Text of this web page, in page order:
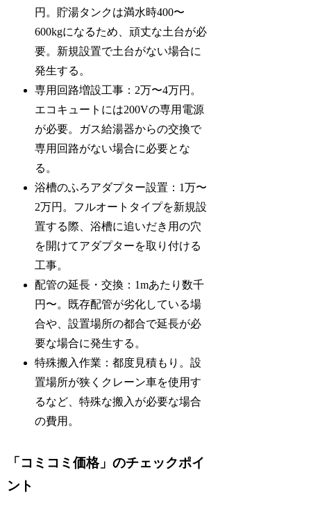
円。貯湯タンクは満水時400〜
600kgになるため、頑丈な土台が必
要。新規設置で土台がない場合に
発生する。
専用回路増設工事：2万〜4万円。
エコキュートには200Vの専用電源
が必要。ガス給湯器からの交換で
専用回路がない場合に必要とな
る。
浴槽のふろアダプター設置：1万〜
2万円。フルオートタイプを新規設
置する際、浴槽に追いだき用の穴
を開けてアダプターを取り付ける
工事。
配管の延長・交換：1mあたり数千
円〜。既存配管が劣化している場
合や、設置場所の都合で延長が必
要な場合に発生する。
特殊搬入作業：都度見積もり。設
置場所が狭くクレーン車を使用す
るなど、特殊な搬入が必要な場合
の費用。
「コミコミ価格」のチェックポイ
ント